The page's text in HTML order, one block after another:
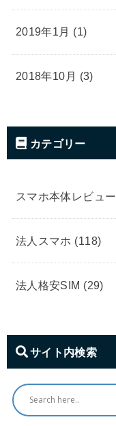
2019年1月 (1)
2018年10月 (3)
カテゴリー
スマホ本体レビュー
法人スマホ (118)
法人格安SIM (29)
サイト内検索